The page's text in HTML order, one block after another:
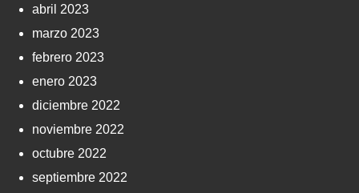
abril 2023
marzo 2023
febrero 2023
enero 2023
diciembre 2022
noviembre 2022
octubre 2022
septiembre 2022